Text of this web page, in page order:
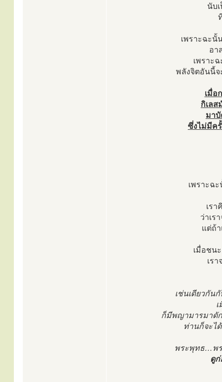
นับ
เพราะฉะนั้
อา
เพราะ
พลังจิตอันนี้จ
เมื่อ
กิเลส
มาบั
ซึ่งไม่มีค
เพราะฉ
เร
ว่าเร
แต่ถ้
เมื่อชน
เร
เช่นเดียวกัน
ก็มีพญามารมาดัก
ท่านก็จะไ
พระพุทธ…พ
ดู